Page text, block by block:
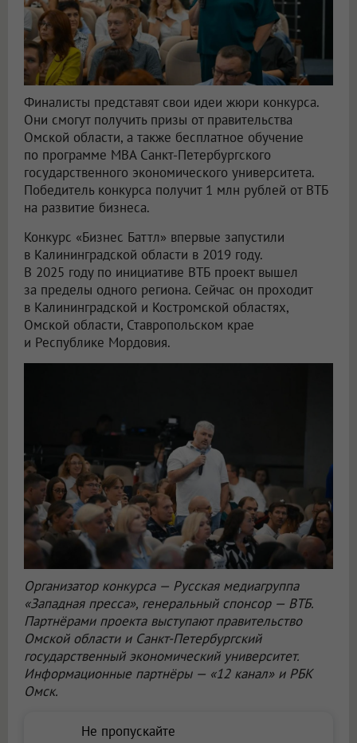
Финалисты представят свои идеи жюри конкурса.
Они смогут получить призы от правительства
Омской области, а также бесплатное обучение
по программе MBA Санкт-Петербургского
государственного экономического университета.
Победитель конкурса получит 1 млн рублей от ВТБ
на развитие бизнеса.
Конкурс «Бизнес Баттл» впервые запустили
в Калининградской области в 2019 году.
В 2025 году по инициативе ВТБ проект вышел
за пределы одного региона. Сейчас он проходит
в Калининградской и Костромской областях,
Омской области, Ставропольском крае
и Республике Мордовия.
Организатор конкурса — Русская медиагруппа
«Западная пресса», генеральный спонсор — ВТБ.
Партнёрами проекта выступают правительство
Омской области и Санкт-Петербургский
государственный экономический университет.
Информационные партнёры — «12 канал» и РБК
Омск.
Не пропускайте